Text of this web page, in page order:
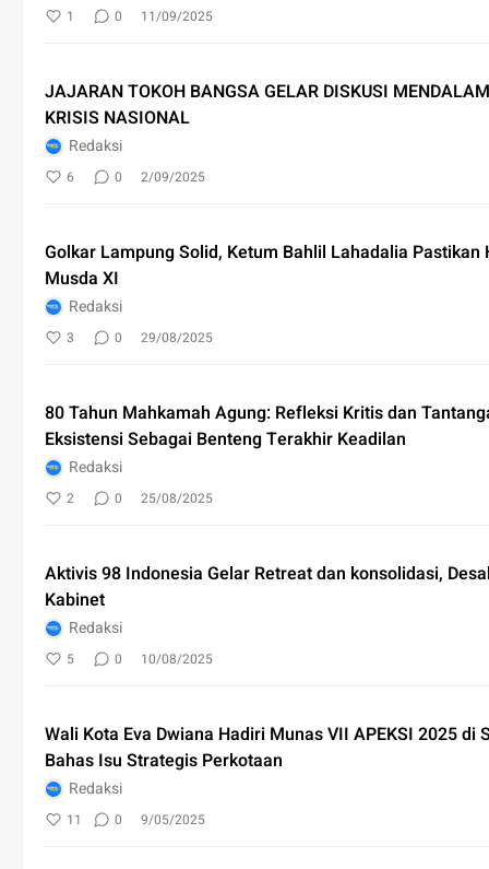
1 0 11/09/2025
JAJARAN TOKOH BANGSA GELAR DISKUSI
KRISIS NASIONAL
Redaksi
6 0 2/09/2025
Golkar Lampung Solid, Ketum Bahlil Lahadalia Pastikan
Musda XI
Redaksi
3 0 29/08/2025
80 Tahun Mahkamah Agung: Refleksi Kritis dan
Eksistensi Sebagai Benteng Terakhir Keadilan
Redaksi
2 0 25/08/2025
Aktivis 98 Indonesia Gelar Retreat dan konsolidasi,
Kabinet
Redaksi
5 0 10/08/2025
Wali Kota Eva Dwiana Hadiri Munas VII APEKSI 2025 di
Bahas Isu Strategis Perkotaan
Redaksi
11 0 9/05/2025